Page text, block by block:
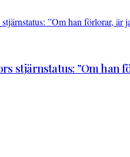
stjärnstatus: ”Om han